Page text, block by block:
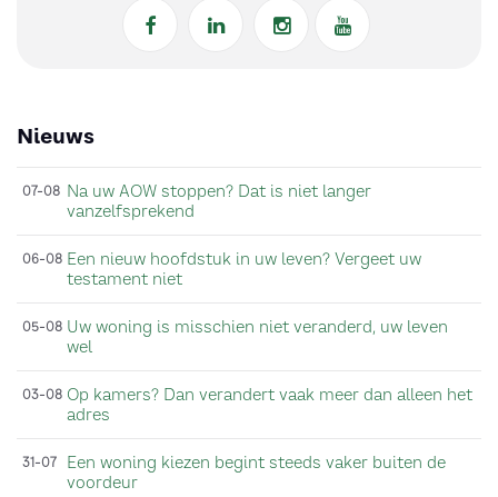
Nieuws
07-08 Na uw AOW stoppen? Dat is niet langer
vanzelfsprekend
06-08 Een nieuw hoofdstuk in uw leven? Vergeet uw
testament niet
05-08 Uw woning is misschien niet veranderd, uw leven
wel
03-08 Op kamers? Dan verandert vaak meer dan alleen het
adres
31-07 Een woning kiezen begint steeds vaker buiten de
voordeur